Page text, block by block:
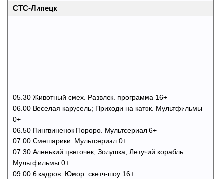
СТС-Липецк
05.30 Животный смех. Развлек. программа 16+
06.00 Веселая карусель; Приходи на каток. Мультфильмы
0+
06.50 Пингвиненок Пороро. Мультсериал 6+
07.00 Смешарики. Мультсериал 0+
07.30 Аленький цветочек; Золушка; Летучий корабль.
Мультфильмы 0+
09.00 6 кадров. Юмор. скетч-шоу 16+